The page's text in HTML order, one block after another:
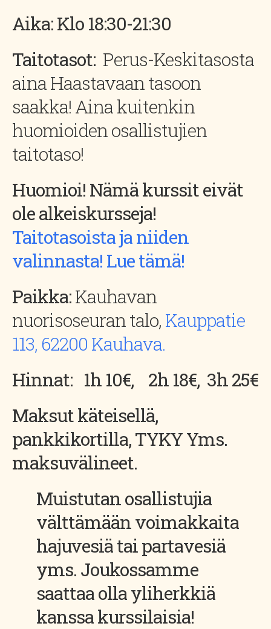
Aika: Klo 18:30-21:30
Taitotasot: Perus-Keskitasosta
aina Haastavaan tasoon
saakka! Aina kuitenkin
huomioiden osallistujien
taitotaso!
Huomioi! Nämä kurssit eivät
ole alkeiskursseja!
Taitotasoista ja niiden
valinnasta! Lue tämä!
Paikka:Kauhavan
nuorisoseuran talo, Kauppatie
113, 62200 Kauhava.
Hinnat: 1h 10€, 2h 18€, 3h 25€
Maksut käteisellä,
pankkikortilla, TYKY Yms.
maksuvälineet.
Muistutan osallistujia
välttämään voimakkaita
hajuvesiä tai partavesiä
yms. Joukossamme
saattaa olla yliherkkiä
kanssa kurssilaisia!